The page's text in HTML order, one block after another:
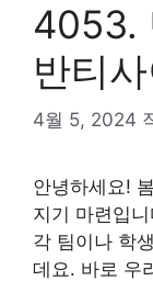
4053.
반티
4월 5, 2024
안녕하세요!
지기 마련입
각 팀이나 학
데요. 바로 우